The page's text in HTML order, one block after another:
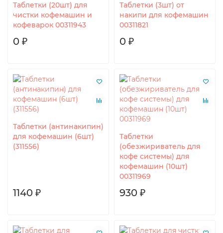
Таблетки (20шт) для
чистки кофемашин и
кофеварок 00311943
0 ₽
Таблетки (3шт) от
накипи для кофемашин
00311821
0 ₽
Таблетки (антинакипин)
для кофемашин (6шт)
(311556)
1140 ₽
Таблетки
(обезжириватель для
кофе системы) для
кофемашин (10шт)
00311969
930 ₽